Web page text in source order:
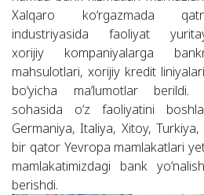
Xalqaro ko‘rgazmada
industriyasida faoliyat
xorijiy kompaniyalarga
mahsulotlari, xorijiy kredit
bo‘yicha maʼlumotlar berildi.
sohasida o‘z faoliyatini
Germaniya, Italiya, Xitoy,
bir qator Yevropa mamlakatlari
mamlakatimizdagi bank
berishdi.